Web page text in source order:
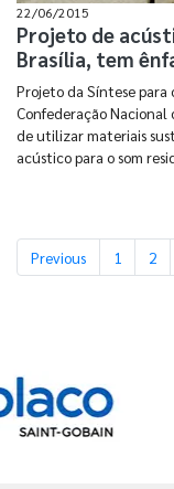
22/06/2015
Projeto de
Brasília, tem
Projeto da Síntese para
Confederação Nacional
de utilizar materiais
acústico para o som
Previous 1 2